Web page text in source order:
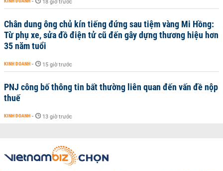
18 giờ trước
Chân dung ông chủ kín tiếng đứng sau tiệm vàng Mi Hồng:
Từ phụ xe, sửa đồ điện tử cũ đến gây dựng thương hiệu hơn
35 năm tuổi
KINH DOANH - 15 giờ trước
PNJ công bố thông tin bất thường liên quan đến vấn đề nộp
thuế
KINH DOANH - 13 giờ trước